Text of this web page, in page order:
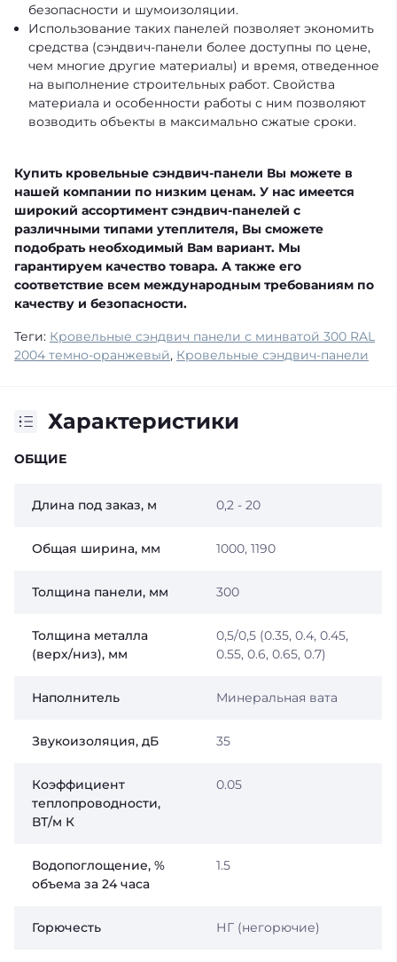
безопасности и шумоизоляции.
Использование таких панелей позволяет экономить
средства (сэндвич-панели более доступны по цене,
чем многие другие материалы) и время, отведенное
на выполнение строительных работ. Свойства
материала и особенности работы с ним позволяют
возводить объекты в максимально сжатые сроки.
Купить кровельные сэндвич-панели Вы можете в
нашей компании по низким ценам. У нас имеется
широкий ассортимент сэндвич-панелей с
различными типами утеплителя, Вы сможете
подобрать необходимый Вам вариант. Мы
гарантируем качество товара. А также его
соответствие всем международным требованиям по
качеству и безопасности.
Теги: Кровельные сэндвич панели с минватой 300 RAL
2004 темно-оранжевый, Кровельные сэндвич-панели
Характеристики
ОБЩИЕ
Длина под заказ, м 0,2 - 20
Общая ширина, мм 1000, 1190
Толщина панели, мм 300
Толщина металла
(верх/низ), мм
0,5/0,5 (0.35, 0.4, 0.45,
0.55, 0.6, 0.65, 0.7)
Наполнитель Минеральная вата
Звукоизоляция, дБ 35
Коэффициент
теплопроводности,
ВТ/м К
0.05
Водопоглощение, %
объема за 24 часа
1.5
Горючесть НГ (негорючие)